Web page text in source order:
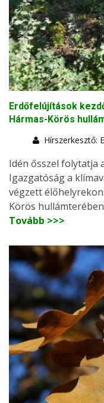
Erdőfelújítások
Hármas-Körös
Hírszerkesztő:
Idén ősszel folytatja
Igazgatóság a
végzett
Körös
Tovább >>>